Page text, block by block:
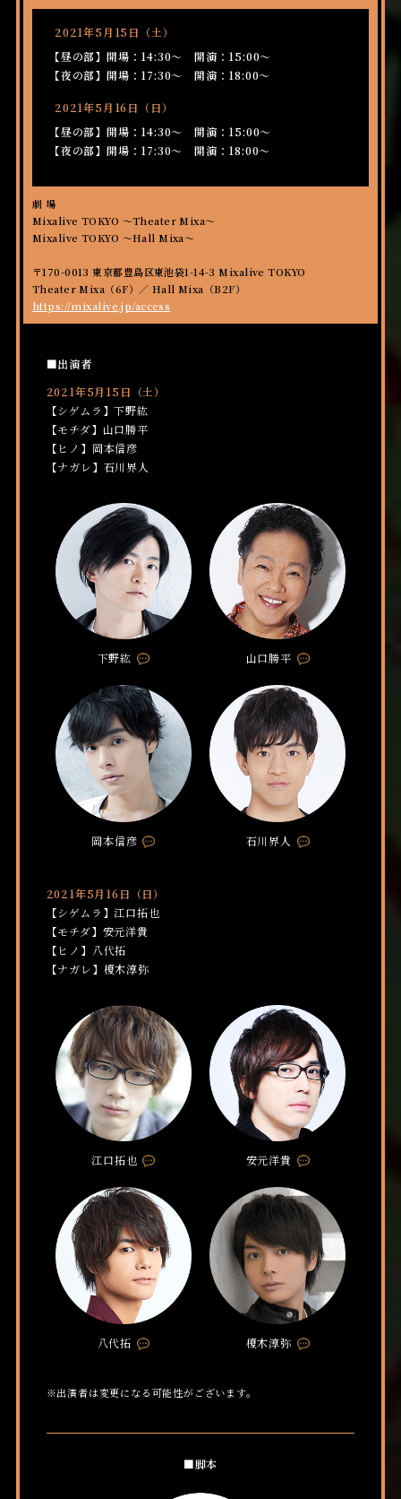
2021年5月15日（土）
【昼の部】開場：14:30〜 開演：15:00〜
【夜の部】開場：17:30〜 開演：18:00〜
2021年5月16日（日）
【昼の部】開場：14:30〜 開演：15:00〜
【夜の部】開場：17:30〜 開演：18:00〜
劇 場
Mixalive TOKYO ～Theater Mixa～
Mixalive TOKYO ～Hall Mixa～
〒170-0013 東京都豊島区東池袋1-14-3 Mixalive TOKYO
Theater Mixa（6F）／ Hall Mixa（B2F）
https://mixalive.jp/access
■出演者
2021年5月15日（土）
【シゲムラ】下野紘
【モチダ】山口勝平
【ヒノ】岡本信彦
【ナガレ】石川界人
下野紘 C
m
m
e
山口勝平 C
m
m
e
n
岡本信彦 C
m
e
n
石川界人 C
2021年5月16日（日）
【シゲムラ】江口拓也
【モチダ】安元洋貴
【ヒノ】八代拓
【ナガレ】榎木淳弥
江口拓也 C
m
m
e
n
t
安元洋貴 C
m
m
n
八代拓 C
榎木淳弥 C
※出演者は変更になる可能性がございます。
■脚本